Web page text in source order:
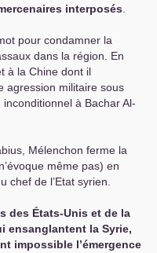
interposés
pour condamner la
dans la région. En
à la Chine dont il
agression militaire sous
à Bachar Al-
Mélenchon ferme la
même pas) en
chef de l’Etat syrien.
des États-Unis et de la
ensanglantent la Syrie,
impossible l’émergence